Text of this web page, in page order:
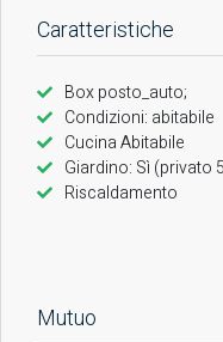
Caratteristiche
Box posto_auto;
Condizioni: abitabile
Cucina Abitabile
Giardino: Sì (privato
Riscaldamento
Mutuo